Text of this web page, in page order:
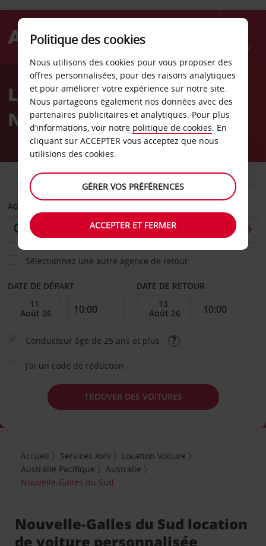
Menu
AvisLocation de voiture
Nouvelle-Galles du Sud
VOITURE UTILITAIRE
AGENCE DE DÉPART
Sélectionnez une autre agence de retour
DATE DE DÉPART DATE DE RETOUR
Conducteur âgé de 25 ans et plus
J’ai un code de réduction
TROUVER DES VOITURES
Accueil Services Avis
Location Voiture
Australie Pacifique
Australie
Nouvelle-Galles du Sud
Nouvelle-Galles du Sud location
de voiture personnalisée
Politique des cookies
Nous utilisons des cookies pour vous proposer des
offres personnalisées, pour des raisons analytiques
et pour améliorer votre expérience sur notre site.
Nous partageons également nos données avec des
partenaires publicitaires et analytiques. Pour plus
d’informations, voir notre politique de cookies. En
cliquant sur ACCEPTER vous acceptez que nous
utilisions des cookies.
GÉRER VOS PRÉFÉRENCES
ACCEPTER ET FERMER